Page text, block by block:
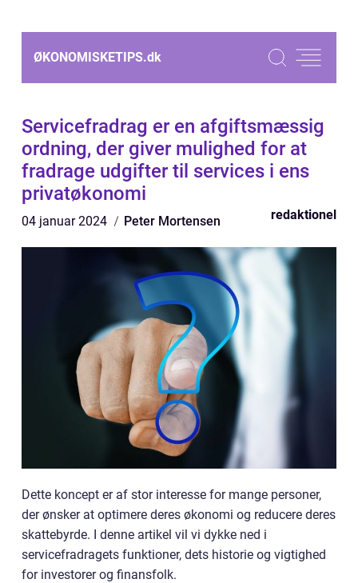
ØKONOMISKETIPS.dk
Servicefradrag er en afgiftsmæssig
ordning, der giver mulighed for at
fradrage udgifter til services i ens
privatøkonomi
04 januar 2024 Peter Mortensen redaktionel
Dette koncept er af stor interesse for mange personer,
der ønsker at optimere deres økonomi og reducere deres
skattebyrde. I denne artikel vil vi dykke ned i
servicefradragets funktioner, dets historie og vigtighed
for investorer og finansfolk.